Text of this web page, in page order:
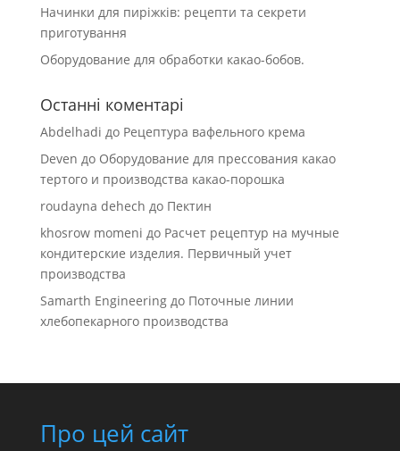
Начинки для пиріжків: рецепти та секрети
приготування
Оборудование для обработки какао-бобов.
Останні коментарі
Abdelhadi до Рецептура вафельного крема
Deven до Оборудование для прессования какао
тертого и производства какао-порошка
roudayna dehech до Пектин
khosrow momeni до Расчет рецептур на мучные
кондитерские изделия. Первичный учет
производства
Samarth Engineeringдо Поточные линии
хлебопекарного производства
Про цей сайт